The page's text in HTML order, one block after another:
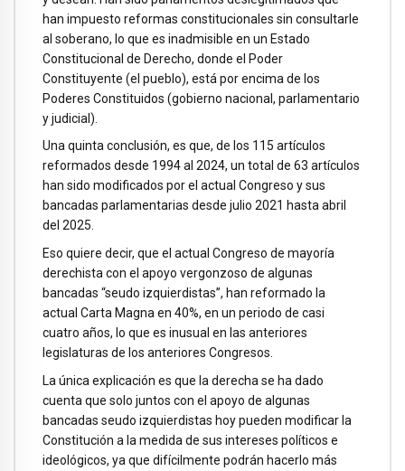
han impuesto reformas constitucionales sin consultarle
al soberano, lo que es inadmisible en un Estado
Constitucional de Derecho, donde el Poder
Constituyente (el pueblo), está por encima de los
Poderes Constituidos (gobierno nacional, parlamentario
y judicial).
Una quinta conclusión, es que, de los 115 artículos
reformados desde 1994 al 2024, un total de 63 artículos
han sido modificados por el actual Congreso y sus
bancadas parlamentarias desde julio 2021 hasta abril
del 2025.
Eso quiere decir, que el actual Congreso de mayoría
derechista con el apoyo vergonzoso de algunas
bancadas “seudo izquierdistas”, han reformado la
actual Carta Magna en 40%, en un periodo de casi
cuatro años, lo que es inusual en las anteriores
legislaturas de los anteriores Congresos.
La única explicación es que la derecha se ha dado
cuenta que solo juntos con el apoyo de algunas
bancadas seudo izquierdistas hoy pueden modificar la
Constitución a la medida de sus intereses políticos e
ideológicos, ya que difícilmente podrán hacerlo más